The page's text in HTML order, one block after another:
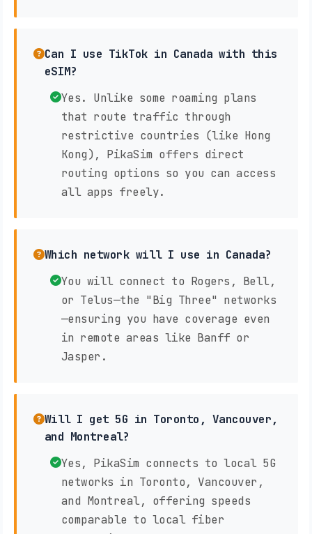
Can I use TikTok in Canada with this
eSIM?
Yes. Unlike some roaming plans
that route traffic through
restrictive countries (like Hong
Kong), PikaSim offers direct
routing options so you can access
all apps freely.
Which network will I use in Canada?
You will connect to Rogers, Bell,
or Telus—the "Big Three" networks
—ensuring you have coverage even
in remote areas like Banff or
Jasper.
Will I get 5G in Toronto, Vancouver,
and Montreal?
Yes, PikaSim connects to local 5G
networks in Toronto, Vancouver,
and Montreal, offering speeds
comparable to local fiber